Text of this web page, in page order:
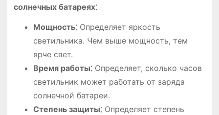
солнечных батареях⁚
Мощность⁚Определяет яркость
светильника. Чем выше мощность, тем
ярче свет.
Время работы⁚Определяет, сколько часов
светильник может работать от заряда
солнечной батареи.
Степень защиты⁚Определяет степень